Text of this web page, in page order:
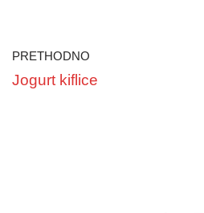
PRETHODNO
Jogurt kiflice